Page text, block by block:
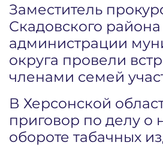
Заместитель
Скадовского района
администрации
округа провели
членами семей
В Херсонской
приговор по делу о
обороте табачных